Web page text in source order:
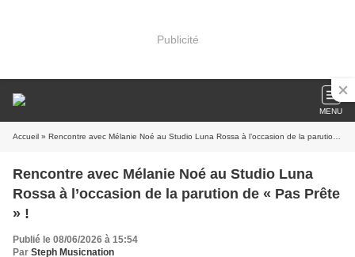
Publicité
MENU
Accueil » Rencontre avec Mélanie Noé au Studio Luna Rossa à l’occasion de la parution de « Pas Prête » !
Rencontre avec Mélanie Noé au Studio Luna
Rossa à l’occasion de la parution de « Pas Prête
» !
Publié le 08/06/2026 à 15:54
Par Steph Musicnation